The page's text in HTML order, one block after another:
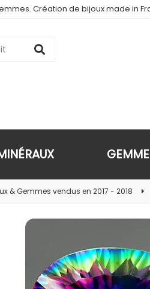
Création de bijoux made in
& Gemmes vendus en 2017 - 2018